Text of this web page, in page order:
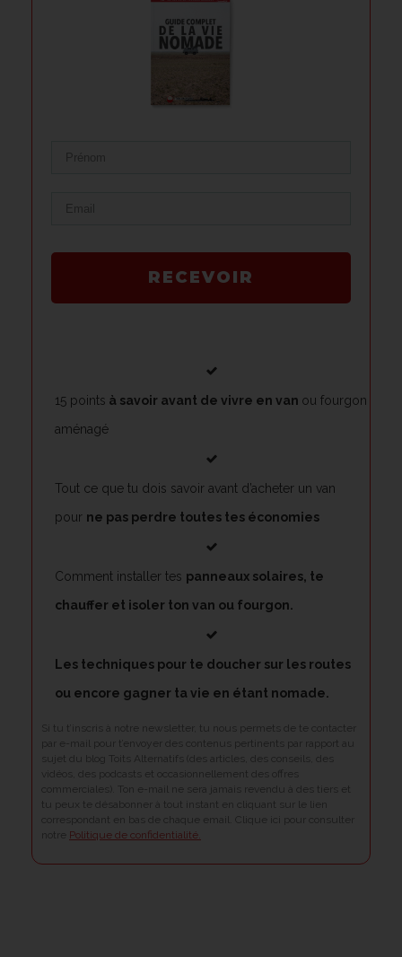
RECEVOIR
15 points à savoir avant de vivre en van ou fourgon
aménagé
Tout ce que tu dois savoir avant d’acheter un van
pour ne pas perdre toutes tes économies
Comment installer tes panneaux solaires, te
chauffer et isoler ton van ou fourgon.
Les techniques pour te doucher sur les routes
ou encore gagner ta vie en étant nomade.
Si tu t’inscris à notre newsletter, tu nous permets de te contacter
par e-mail pour t’envoyer des contenus pertinents par rapport au
sujet du blog Toits Alternatifs (des articles, des conseils, des
vidéos, des podcasts et occasionnellement des offres
commerciales). Ton e-mail ne sera jamais revendu à des tiers et
tu peux te désabonner à tout instant en cliquant sur le lien
correspondant en bas de chaque email. Clique ici pour consulter
notre Politique de confidentialité.